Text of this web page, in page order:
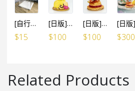
[自行組裝] WCF LOG / 食玩 ／ 景品 多用途防塵展示盒 (設活動門) 10cm高x10cm闊x10cm深
$15
[日版]海賊王 Paldolce collection vol.1 Ⓒ 索柏×山治 蛋糕
$100
[日版]海賊王 Paldolce collection vol.1 Ⓐ 索柏×路飛 班戟
$100 $300
Related Products